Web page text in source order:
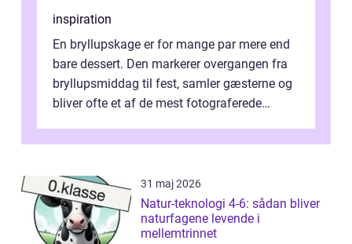
inspiration
En bryllupskage er for mange par mere end
bare dessert. Den markerer overgangen fra
bryllupsmiddag til fest, samler gæsterne og
bliver ofte et af de mest fotograferede
31 maj 2026
Natur-teknologi 4-6: sådan bliver
naturfagene levende i
mellemtrinnet